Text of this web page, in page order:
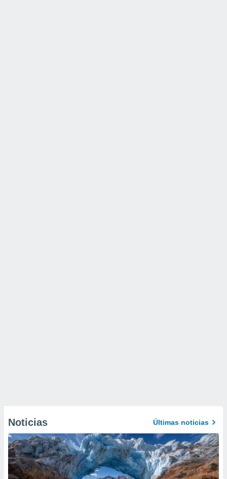
Noticias Últimas noticias